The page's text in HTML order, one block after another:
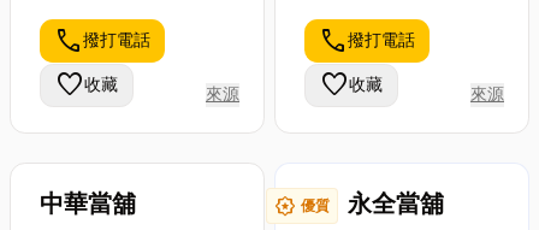
call撥打電話
favorite收藏 來源
call撥打電話
favorite收藏 來源
中華當舖 award_star 優質 永全當舖